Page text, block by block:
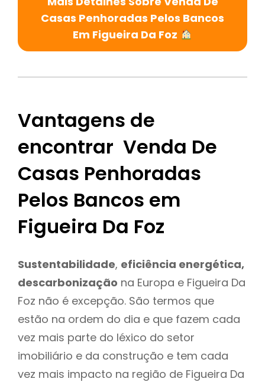
Casas Penhoradas Pelos Bancos
Em Figueira Da Foz
Vantagens de
encontrar Venda De
Casas Penhoradas
Pelos Bancos em
Figueira Da Foz
Sustentabilidade, eficiência energética,
descarbonização na Europa e Figueira Da
Foz não é excepção. São termos que
estão na ordem do dia e que fazem cada
vez mais parte do léxico do setor
imobiliário e da construção e tem cada
vez mais impacto na região de Figueira Da